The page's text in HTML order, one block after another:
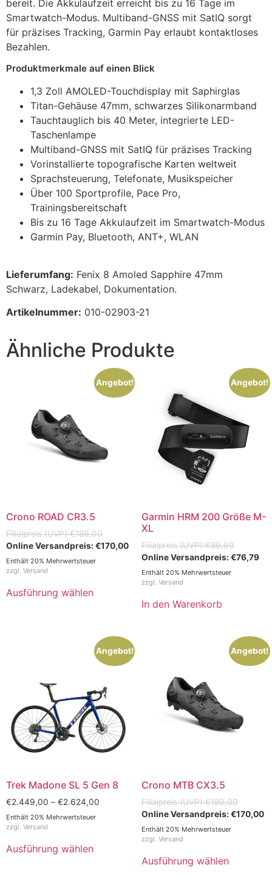
bereit. Die Akkulaufzeit erreicht bis zu 16 Tage im
Smartwatch-Modus. Multiband-GNSS mit SatIQ sorgt
für präzises Tracking, Garmin Pay erlaubt kontaktloses
Bezahlen.
Produktmerkmale auf einen Blick
1,3 Zoll AMOLED-Touchdisplay mit Saphirglas
Titan-Gehäuse 47mm, schwarzes Silikonarmband
Tauchtauglich bis 40 Meter, integrierte LED-
Taschenlampe
Multiband-GNSS mit SatIQ für präzises Tracking
Vorinstallierte topografische Karten weltweit
Sprachsteuerung, Telefonate, Musikspeicher
Über 100 Sportprofile, Pace Pro,
Trainingsbereitschaft
Bis zu 16 Tage Akkulaufzeit im Smartwatch-Modus
Garmin Pay, Bluetooth, ANT+, WLAN
Lieferumfang: Fenix 8 Amoled Sapphire 47mm
Schwarz, Ladekabel, Dokumentation.
Artikelnummer: 010-02903-21
Ähnliche Produkte
Angebot!
Crono ROAD CR3.5
€189,00
€170,00
Enthält 20% Mehrwertsteuer
zzgl. Versand
Ausführung wählen
Angebot!
Garmin HRM 200 Größe M-
XL
€89,99
€76,79
Enthält 20% Mehrwertsteuer
zzgl. Versand
In den Warenkorb
Angebot!
Trek Madone SL 5 Gen 8
€2.449,00 – €2.624,00
Enthält 20% Mehrwertsteuer
zzgl. Versand
Ausführung wählen
Angebot!
Crono MTB CX3.5
€189,00
€170,00
Enthält 20% Mehrwertsteuer
zzgl. Versand
Ausführung wählen